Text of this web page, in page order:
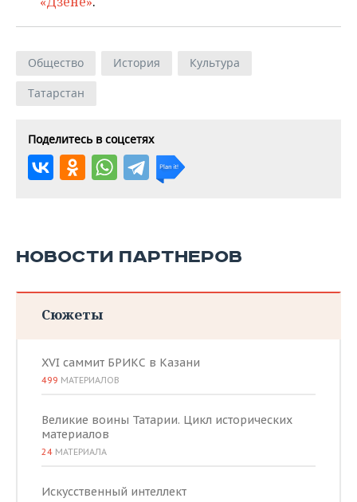
Общество История
Культура
Татарстан
Поделитесь в соцсетях
НОВОСТИ ПАРТНЕРОВ
Сюжеты
XVI саммит БРИКС в Казани
499 МАТЕРИАЛОВ
Великие воины Татарии. Цикл исторических
материалов
24 МАТЕРИАЛА
Искусственный интеллект